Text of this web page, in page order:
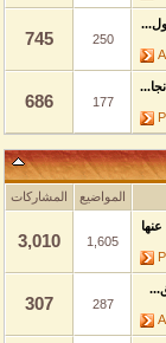
745
686
المواضيع المشاركات
1,605
3,010
307